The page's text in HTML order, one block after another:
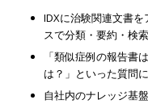
IDXに治験関連文書
スで分類・要約・検
「類似症例の報告書
は？」といった質問
自社内のナレッジ基